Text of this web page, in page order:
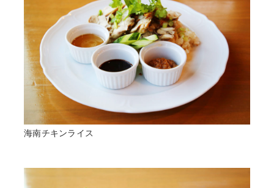
海南チキンライス